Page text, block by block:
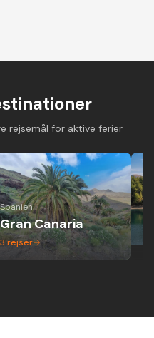
rejsemål for aktive ferier
Spanien
Gran Canaria
3 rejser